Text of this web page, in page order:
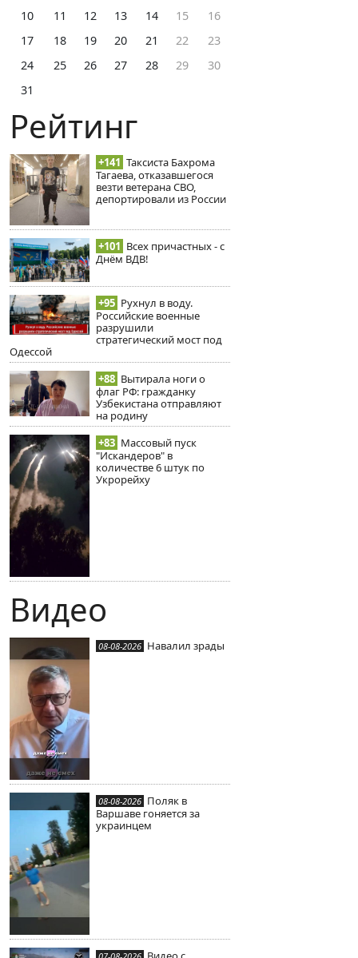
10
11 12 13 14 15
16
17
18 19 20 21 22
23
24
25 26 27 28 29
30
31
Рейтинг
+141 Таксиста Бахрома
Тагаева, отказавшегося
везти ветерана СВО,
депортировали из России
+101 Всех причастных - с
Днём ВДВ!
+95 Рухнул в воду.
Российские военные
разрушили
стратегический мост под
Одессой
+88 Вытирала ноги о
флаг РФ: гражданку
Узбекистана отправляют
на родину
+83 Массовый пуск
"Искандеров" в
количестве 6 штук по
Укрорейху
Видео
08-08-2026 Навалил зрады
08-08-2026 Поляк в
Варшаве гоняется за
украинцем